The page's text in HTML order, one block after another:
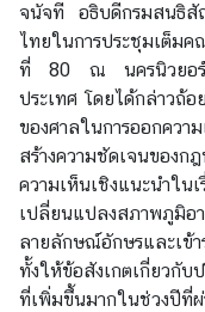
ร
ม
ส
น
ธิ
สั
ญ
ญ
า
จนัจที อธิบดีกรมสนธิ
ไทยในการประชุมเต็มค
ที่ 80 ณ นครนิวยอร์ก
ประเทศ โดยได้กล่าวถ้
ของศาลในการออกคว
สร้างความชัดเจนของ
ความเห็นเชิงแนะนำใน
เปลี่ยนแปลงสภาพภูมิอ
ลายลักษณ์อักษรและเข้
ทั้งให้ข้อสังเกตเกี่ยวกับ
ที่เพิ่มขึ้นมากในช่วงปี